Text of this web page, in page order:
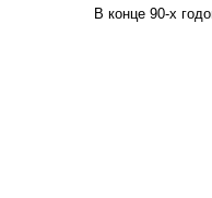
В конце 90-х